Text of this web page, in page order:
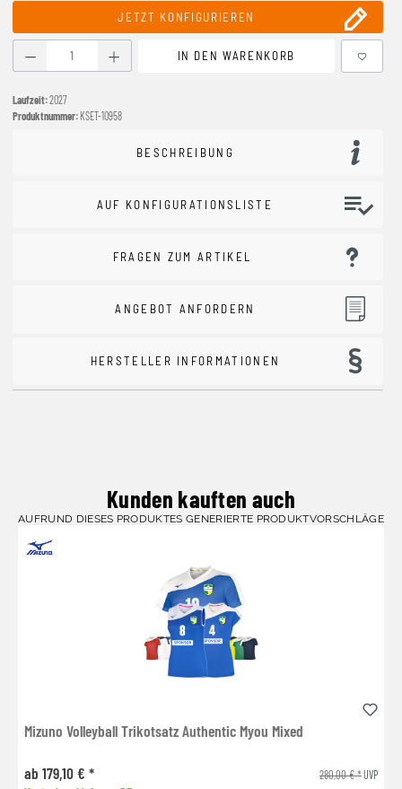
JETZT KONFIGURIEREN
Produkt Anzahl: Gib den gewünschten Wert ein oder
IN DEN WARENKORB
Laufzeit:2027
Produktnummer: KSET-10958
BESCHREIBUNG
AUF KONFIGURATIONSLISTE
FRAGEN ZUM ARTIKEL
ANGEBOT ANFORDERN
HERSTELLER INFORMATIONEN
Kunden kauften auch
AUFRUND DIESES PRODUKTES GENERIERTE PRODUKTVORSCHLÄGE
Mizuno Volleyball Trikotsatz Authentic Myou Mixed
ab 179,10 € * 280,00 € *UVP